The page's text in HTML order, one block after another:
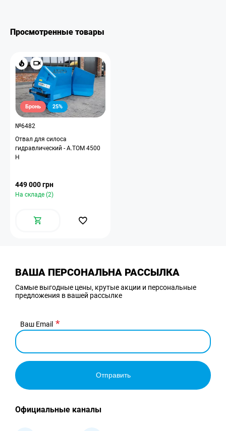
Просмотренные товары
Бронь 25%
№6482
Отвал для силоса
гидравлический - А.ТОМ 4500
H
449 000 грн
На складе (2)
ВАША ПЕРСОНАЛЬНА РАССЫЛКА
Самые выгодные цены, крутые акции и персональные
предложения в вашей рассылке
Ваш Email
Отправить
Официальные каналы